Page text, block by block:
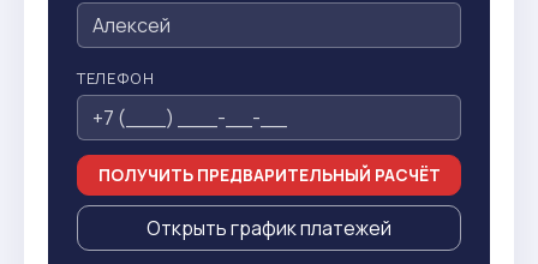
ТЕЛЕФОН
ПОЛУЧИТЬ ПРЕДВАРИТЕЛЬНЫЙ РАСЧЁТ
Открыть график платежей